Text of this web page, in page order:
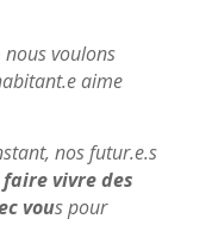
nous voulons
aime
nos futur.e.s
faire vivre des
vous pour